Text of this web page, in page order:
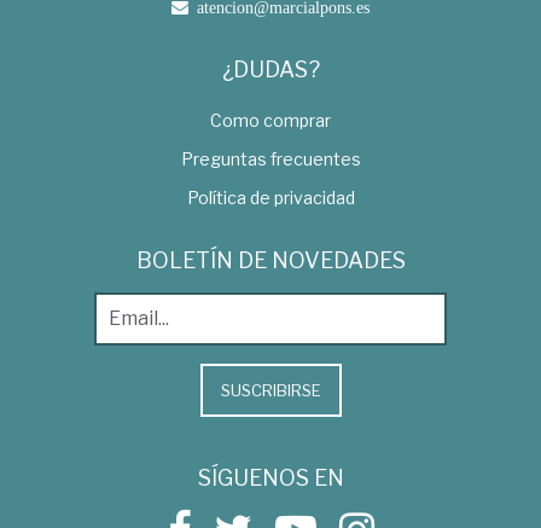
atencion@marcialpons.es
¿DUDAS?
Como comprar
Preguntas frecuentes
Política de privacidad
BOLETÍN DE NOVEDADES
SUSCRIBIRSE
SÍGUENOS EN